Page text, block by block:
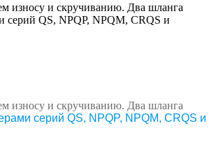
износу и скручиванию. Два шланга
серий QS, NPQP, NPQM, CRQS и
износу и скручиванию. Два шланга
серий QS, NPQP, NPQM, CRQS и